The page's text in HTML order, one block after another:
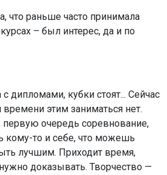
что раньше часто принимала
– был интерес, да и по
дипломами, кубки стоят... Сейчас
этим заниматься нет.
первую очередь соревнование,
кому-то и себе, что можешь
лучшим. Приходит время,
доказывать. Творчество —